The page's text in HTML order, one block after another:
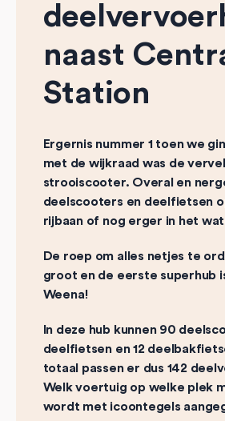
naast
Station
Ergernis nummer 1 toen we
met de wijkraad was de
strooiscooter. Overal en
deelscooters en deelfietsen
rijbaan of nog erger in het
De roep om alles netjes te
groot en de eerste superhub
Weena!
In deze hub kunnen 90
deelfietsen en 12
totaal passen er dus 142
Welk voertuig op welke plek
wordt met icoontegels